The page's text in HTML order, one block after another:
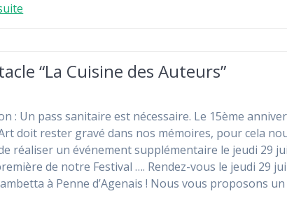
“La Cuisine des Auteurs”
: Un pass sanitaire est nécessaire. Le 15ème
doit rester gravé dans nos mémoires, pour cela
réaliser un événement supplémentaire le jeudi 29
de notre Festival …. Rendez-vous le jeudi 29
à Penne d’Agenais ! Nous vous proposons